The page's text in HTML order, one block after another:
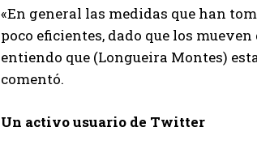
«En general las medidas que han
poco eficientes, dado que los
entiendo que (Longueira Montes)
comentó.
Un activo usuario de Twitter